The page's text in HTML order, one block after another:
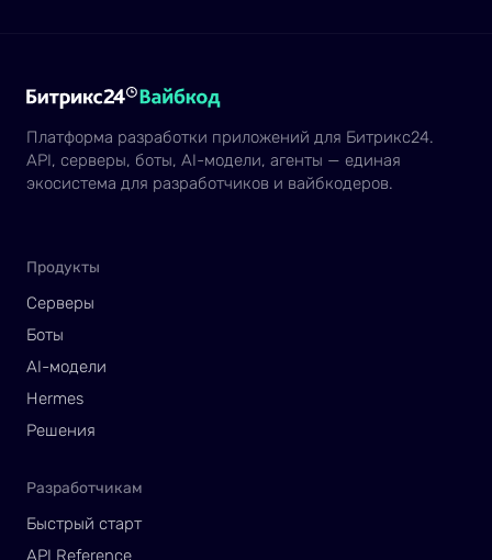
Платформа разработки приложений для Битрикс24.
API, серверы, боты, AI-модели, агенты — единая
экосистема для разработчиков и вайбкодеров.
Продукты
Серверы
Боты
AI-модели
Hermes
Решения
Разработчикам
Быстрый старт
API Reference